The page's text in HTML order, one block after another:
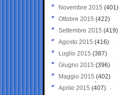
Novembre 2015 (401)
Ottobre 2015 (422)
Settembre 2015 (419)
Agosto 2015 (416)
Luglio 2015 (387)
Giugno 2015 (396)
Maggio 2015 (402)
Aprile 2015 (407)